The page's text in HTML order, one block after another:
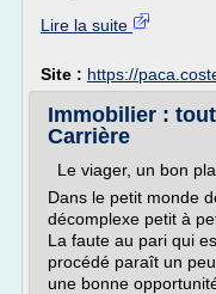
Lire la suite
Site : https://
Immobilier :
Carrière
Le viager, un bon
Dans le petit monde
décomplexe petit à
La faute au pari qui
procédé paraît un
une bonne